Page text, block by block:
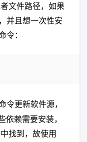
文件路径，如果
并且想一次性安
令：
令更新软件源，
依赖需要安装，
找到，故使用